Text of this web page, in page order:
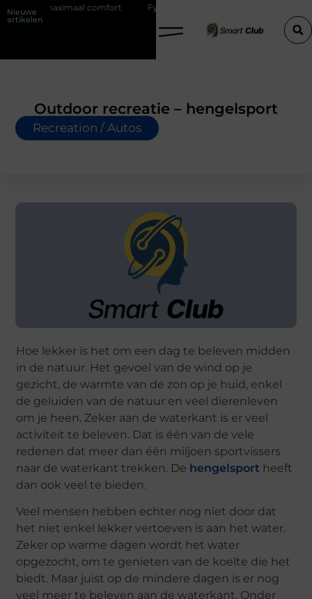
Nieuwe
artikelen
comfort Fysio Bleiswijk: professionele ondersteuning voor
Outdoor recreatie – hengelsport
Recreation / Autos
Hoe lekker is het om een dag te beleven midden
in de natuur. Het gevoel van de wind op je
gezicht, de warmte van de zon op je huid, enkel
de geluiden van de natuur en veel dierenleven
om je heen. Zeker aan de waterkant is er veel
activiteit te beleven. Dat is één van de vele
redenen dat meer dan één miljoen sportvissers
naar de waterkant trekken. De hengelsport heeft
dan ook veel te bieden.
Veel mensen hebben echter nog niet door dat
het niet enkel lekker vertoeven is aan het water.
Zeker op warme dagen wordt het water
opgezocht, om te genieten van de koelte die het
biedt. Maar juist op de mindere dagen is er nog
veel meer te beleven aan de waterkant. Onder